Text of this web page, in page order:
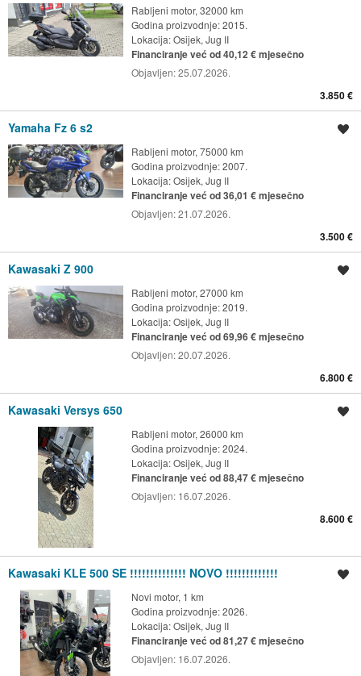
Rabljeni motor, 32000 km
Godina proizvodnje: 2015.
Lokacija:Osijek, Jug II
Financiranje već od 40,12 € mjesečno
Objavljen:25.07.2026.
3.850 €
Yamaha Fz 6 s2
Rabljeni motor, 75000 km
Godina proizvodnje: 2007.
Lokacija:Osijek, Jug II
Financiranje već od 36,01 € mjesečno
Objavljen:21.07.2026.
3.500 €
Kawasaki Z 900
Rabljeni motor, 27000 km
Godina proizvodnje: 2019.
Lokacija:Osijek, Jug II
Financiranje već od 69,96 € mjesečno
Objavljen:20.07.2026.
6.800 €
Kawasaki Versys 650
Rabljeni motor, 26000 km
Godina proizvodnje: 2024.
Lokacija:Osijek, Jug II
Financiranje već od 88,47 € mjesečno
Objavljen: 16.07.2026.
8.600 €
Kawasaki KLE 500 SE !!!!!!!!!!!!!! NOVO !!!!!!!!!!!!!
Novi motor, 1 km
Godina proizvodnje: 2026.
Lokacija:Osijek, Jug II
Financiranje već od 81,27 € mjesečno
Objavljen: 16.07.2026.